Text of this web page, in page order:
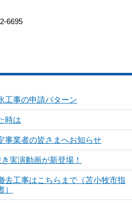
6695
工事の申請パターン
時は
事業者の皆さまへお知らせ
実演動画が新登場！
去工事はこちらまで（苫小牧市指